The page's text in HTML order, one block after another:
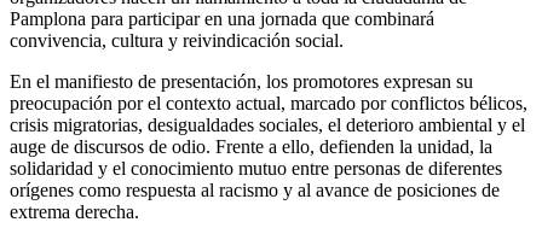
Pamplona para participar en una jornada que combinará
convivencia, cultura y reivindicación social.
En el manifiesto de presentación, los promotores expresan su
preocupación por el contexto actual, marcado por conflictos bélicos,
crisis migratorias, desigualdades sociales, el deterioro ambiental y el
auge de discursos de odio. Frente a ello, defienden la unidad, la
solidaridad y el conocimiento mutuo entre personas de diferentes
orígenes como respuesta al racismo y al avance de posiciones de
extrema derecha.